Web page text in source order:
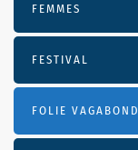
FEMMES
FESTIVAL
FOLIE